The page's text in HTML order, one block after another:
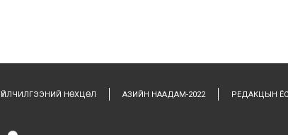
ҮЙЛЧИЛГЭЭНИЙ НӨХЦӨЛ АЗИЙН НААДАМ-2022 РЕДАКЦЫН ЁС